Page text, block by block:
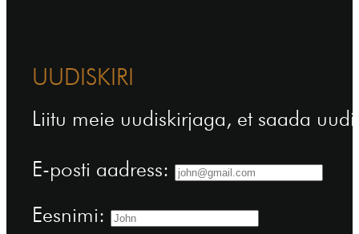
UUDISKIRI
Liitu meie uudiskirjaga, et saada
E-posti aadress:
Eesnimi: